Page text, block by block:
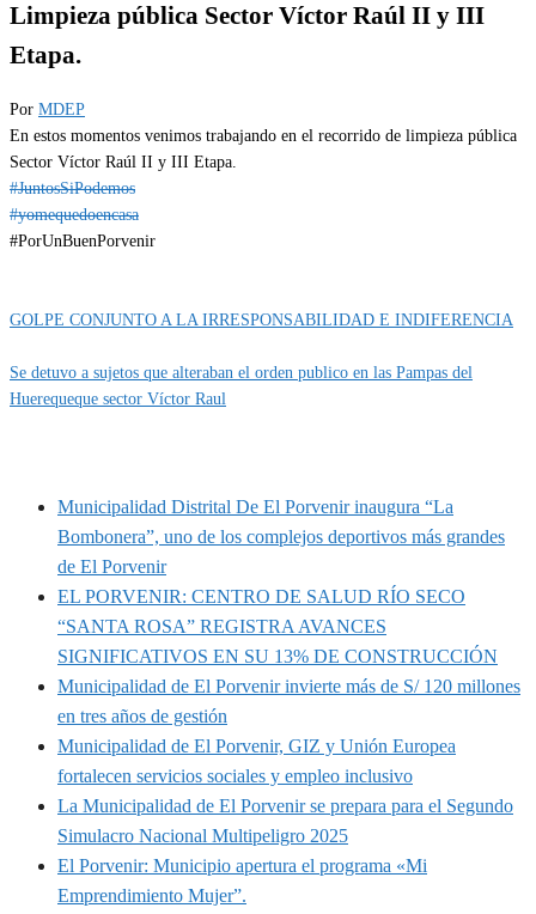
Limpieza pública Sector Víctor Raúl II y III
Etapa.
Por MDEP
En estos momentos venimos trabajando en el recorrido de limpieza pública
Sector Víctor Raúl II y III Etapa.
#JuntosSiPodemos
#yomequedoencasa
#PorUnBuenPorvenir
GOLPE CONJUNTO A LA IRRESPONSABILIDAD E INDIFERENCIA
Se detuvo a sujetos que alteraban el orden publico en las Pampas del
Huerequeque sector Víctor Raul
Municipalidad Distrital De El Porvenir inaugura “La
Bombonera”, uno de los complejos deportivos más grandes
de El Porvenir
EL PORVENIR: CENTRO DE SALUD RÍO SECO
“SANTA ROSA” REGISTRA AVANCES
SIGNIFICATIVOS EN SU 13% DE CONSTRUCCIÓN
Municipalidad de El Porvenir invierte más de S/ 120 millones
en tres años de gestión
Municipalidad de El Porvenir, GIZ y Unión Europea
fortalecen servicios sociales y empleo inclusivo
La Municipalidad de El Porvenir se prepara para el Segundo
Simulacro Nacional Multipeligro 2025
El Porvenir: Municipio apertura el programa «Mi
Emprendimiento Mujer”.